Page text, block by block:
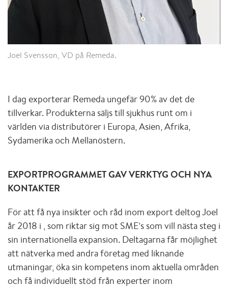
Joel Svensson, VD på Remeda.
I dag exporterar Remeda ungefär 90% av det de
tillverkar. Produkterna säljs till sjukhus runt om i
världen via distributörer i Europa, Asien, Afrika,
Sydamerika och Mellanöstern.
EXPORTPROGRAMMET GAV VERKTYG OCH NYA
KONTAKTER
För att få nya insikter och råd inom export deltog Joel
år 2018 i , som riktar sig mot SME’s som vill nästa steg i
sin internationella expansion. Deltagarna får möjlighet
att nätverka med andra företag med liknande
utmaningar, öka sin kompetens inom aktuella områden
och få individuellt stöd från experter inom